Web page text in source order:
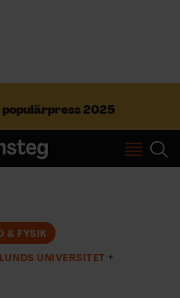
2025
& FYSIK
LUNDS UNIVERSITET